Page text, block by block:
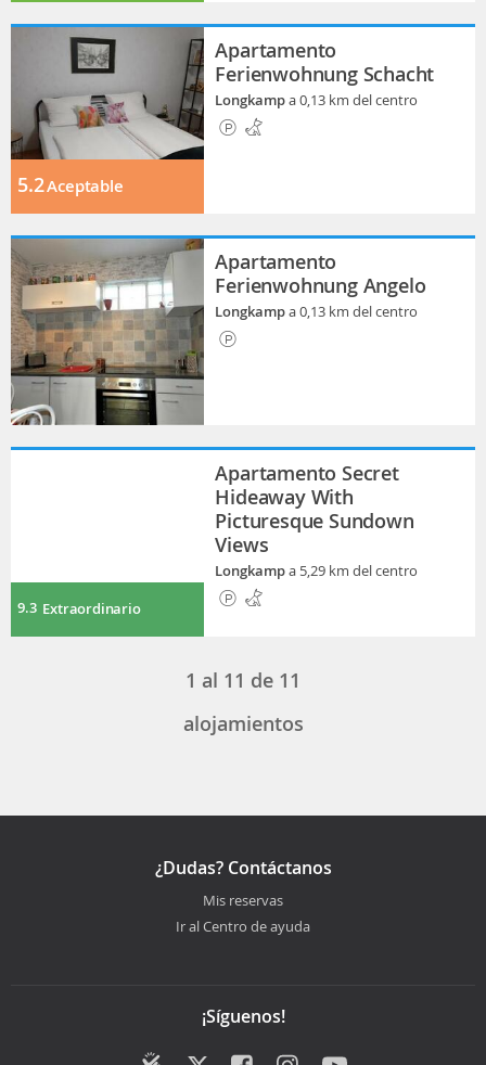
5.2Aceptable
Apartamento
Ferienwohnung Schacht
Longkampa 0,13 km del centro
Apartamento
Ferienwohnung Angelo
Longkampa 0,13 km del centro
9.3 Extraordinario
Apartamento Secret
Hideaway With
Picturesque Sundown
Views
Longkampa 5,29 km del centro
1 al 11 de 11
alojamientos
¿Dudas? Contáctanos
Mis reservas
Ir al Centro de ayuda
¡Síguenos!